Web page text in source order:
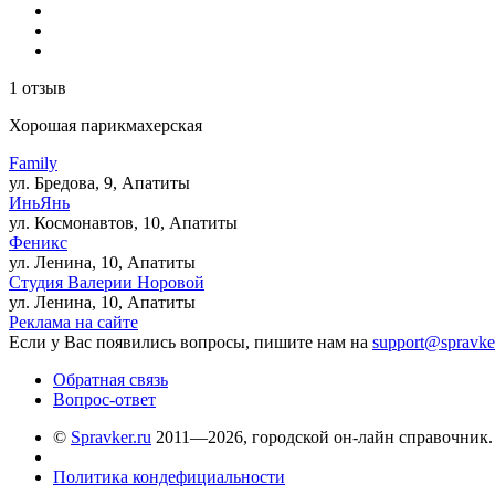
1 отзыв
Хорошая парикмахерская
Family
ул. Бредова, 9, Апатиты
ИньЯнь
ул. Космонавтов, 10, Апатиты
Феникс
ул. Ленина, 10, Апатиты
Студия Валерии Норовой
ул. Ленина, 10, Апатиты
Реклама на сайте
Если у Вас появились вопросы, пишите нам на
Обратная связь
Вопрос-ответ
© Spravker.ru 2011—2026, городской он-лайн справочник.
Политика кондефициальности